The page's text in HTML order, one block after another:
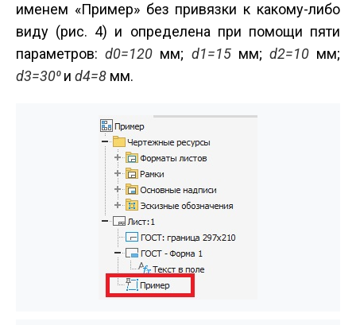
именем «Пример» без привязки к какому-либо
виду (рис. 4) и определена при помощи пяти
параметров:d0=120 мм; d1=15мм; d2=10мм;
d3=30⁰и d4=8 мм.